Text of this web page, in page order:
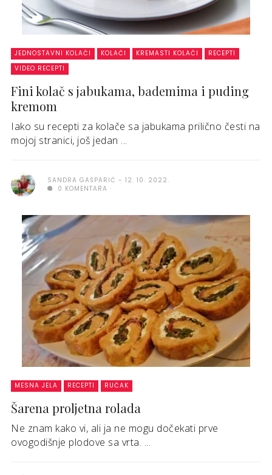
JEDNOSTAVNI KOLAČI KOLAČI KREMASTI KOLAČI
RECEPTI
VIDEO RECEPTI
Fini kolač s jabukama, bademima i puding
kremom
Iako su recepti za kolače sa jabukama prilično česti na
mojoj stranici, još jedan ...
SANDRA GAŠPARIĆ
12. 10. 2022.
0 KOMENTARA
MESNA JELA RECEPTI RUČAK
Šarena proljetna rolada
Ne znam kako vi, ali ja ne mogu dočekati prve
ovogodišnje plodove sa vrta. ...